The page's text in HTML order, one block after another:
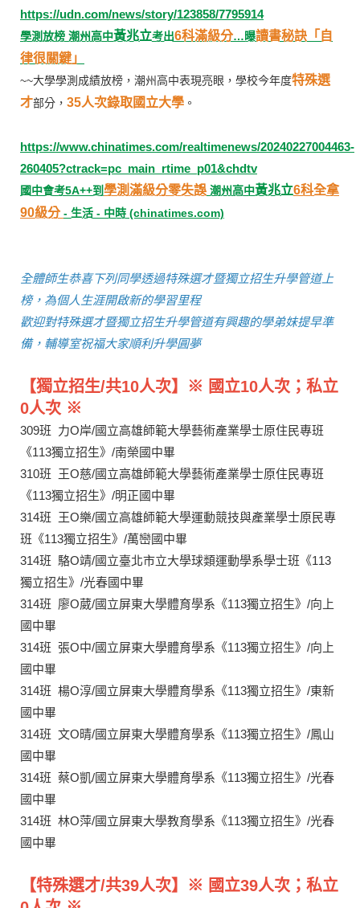
https://udn.com/news/story/123858/7795914
學測放榜 潮州高中黃兆立考出6科滿級分…曝讀書秘訣「自
律很關鍵」
~~大學學測成績放榜，潮州高中表現亮眼，學校今年度特殊選
才部分， 35人次錄取國立大學 。
https://www.chinatimes.com/realtimenews/20240227004463-
260405?ctrack=pc_main_rtime_p01&chdtv
國中會考5A++到學測滿級分零失誤 潮州高中黃兆立6科全拿
90級分 - 生活 - 中時 (chinatimes.com)
全體師生恭喜下列同學透過特殊選才暨獨立招生升學管道上
榜，為個人生涯開啟新的學習里程
歡迎對特殊選才暨獨立招生升學管道有興趣的學弟妹提早準
備，輔導室祝福大家順利升學圓夢
【獨立招生/共10人次】※ 國立10人次；私立
0人次 ※
309班 力O岸/國立高雄師範大學藝術產業學士原住民專班
《113獨立招生》/南榮國中畢
310班 王O慈/國立高雄師範大學藝術產業學士原住民專班
《113獨立招生》/明正國中畢
314班 王O樂/國立高雄師範大學運動競技與產業學士原民專
班《113獨立招生》/萬巒國中畢
314班 駱O靖/國立臺北市立大學球類運動學系學士班《113
獨立招生》/光春國中畢
314班 廖O葳/國立屏東大學體育學系《113獨立招生》/向上
國中畢
314班 張O中/國立屏東大學體育學系《113獨立招生》/向上
國中畢
314班 楊O淳/國立屏東大學體育學系《113獨立招生》/東新
國中畢
314班 文O晴/國立屏東大學體育學系《113獨立招生》/鳳山
國中畢
314班 蔡O凱/國立屏東大學體育學系《113獨立招生》/光春
國中畢
314班 林O萍/國立屏東大學教育學系《113獨立招生》/光春
國中畢
【特殊選才/共39人次】※ 國立39人次；私立